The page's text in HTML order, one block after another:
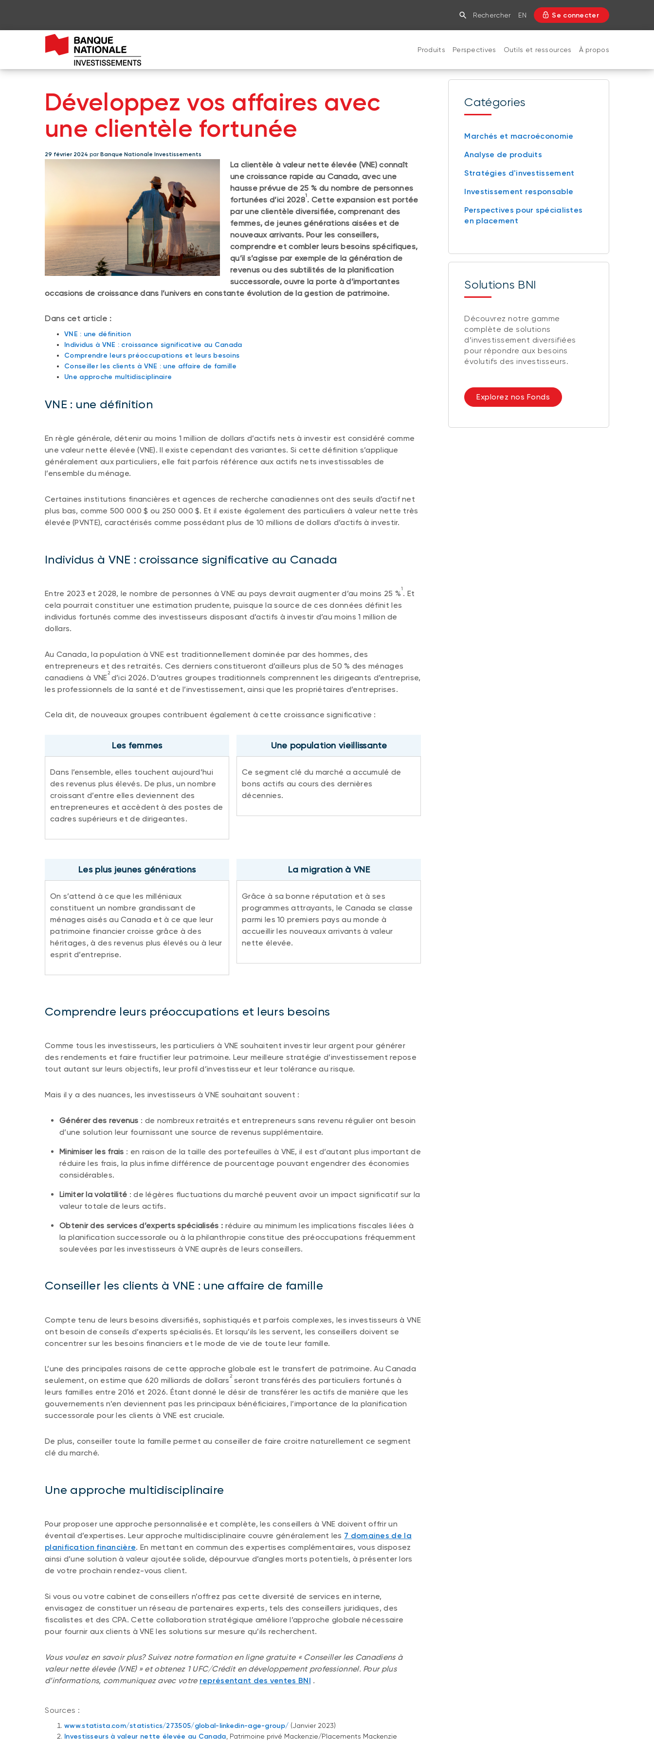
Rechercher EN Se connecter
Produits Perspectives Outils et ressources À propos
Développez vos affaires avec
une clientèle fortunée
29 février 2024 par Banque Nationale Investissements
La clientèle à valeur nette élevée (VNE) connaît
une croissance rapide au Canada, avec une
hausse prévue de 25 % du nombre de personnes
fortunées d’ici 20281. Cette expansion est portée
par une clientèle diversifiée, comprenant des
femmes, de jeunes générations aisées et de
nouveaux arrivants. Pour les conseillers,
comprendre et combler leurs besoins spécifiques,
qu’il s’agisse par exemple de la génération de
revenus ou des subtilités de la planification
successorale, ouvre la porte à d’importantes
occasions de croissance dans l’univers en constante évolution de la gestion de patrimoine.
Dans cet article :
VNE : une définition
Individus à VNE : croissance significative au Canada
Comprendre leurs préoccupations et leurs besoins
Conseiller les clients à VNE : une affaire de famille
Une approche multidisciplinaire
VNE : une définition
En règle générale, détenir au moins 1 million de dollars d’actifs nets à investir est considéré comme
une valeur nette élevée (VNE). Il existe cependant des variantes. Si cette définition s’applique
généralement aux particuliers, elle fait parfois référence aux actifs nets investissables de
l’ensemble du ménage.
Certaines institutions financières et agences de recherche canadiennes ont des seuils d’actif net
plus bas, comme 500 000 $ ou 250 000 $. Et il existe également des particuliers à valeur nette très
élevée (PVNTE), caractérisés comme possédant plus de 10 millions de dollars d’actifs à investir.
Individus à VNE : croissance significative au Canada
Entre 2023 et 2028, le nombre de personnes à VNE au pays devrait augmenter d’au moins 25 %1 . Et
cela pourrait constituer une estimation prudente, puisque la source de ces données définit les
individus fortunés comme des investisseurs disposant d’actifs à investir d’au moins 1 million de
dollars.
Au Canada, la population à VNE est traditionnellement dominée par des hommes, des
entrepreneurs et des retraités. Ces derniers constitueront d’ailleurs plus de 50 % des ménages
canadiens à VNE2 d’ici 2026. D’autres groupes traditionnels comprennent les dirigeants d’entreprise,
les professionnels de la santé et de l’investissement, ainsi que les propriétaires d’entreprises.
Cela dit, de nouveaux groupes contribuent également à cette croissance significative :
Les femmes
Dans l’ensemble, elles touchent aujourd’hui
des revenus plus élevés. De plus, un nombre
croissant d’entre elles deviennent des
entrepreneures et accèdent à des postes de
cadres supérieurs et de dirigeantes.
Une population vieillissante
Ce segment clé du marché a accumulé de
bons actifs au cours des dernières
décennies.
Les plus jeunes générations
On s’attend à ce que les milléniaux
constituent un nombre grandissant de
ménages aisés au Canada et à ce que leur
patrimoine financier croisse grâce à des
héritages, à des revenus plus élevés ou à leur
esprit d’entreprise.
La migration à VNE
Grâce à sa bonne réputation et à ses
programmes attrayants, le Canada se classe
parmi les 10 premiers pays au monde à
accueillir les nouveaux arrivants à valeur
nette élevée.
Comprendre leurs préoccupations et leurs besoins
Comme tous les investisseurs, les particuliers à VNE souhaitent investir leur argent pour générer
des rendements et faire fructifier leur patrimoine. Leur meilleure stratégie d’investissement repose
tout autant sur leurs objectifs, leur profil d’investisseur et leur tolérance au risque.
Mais il y a des nuances, les investisseurs à VNE souhaitant souvent :
Générer des revenus : de nombreux retraités et entrepreneurs sans revenu régulier ont besoin
d’une solution leur fournissant une source de revenus supplémentaire.
Minimiser les frais : en raison de la taille des portefeuilles à VNE, il est d’autant plus important de
réduire les frais, la plus infime différence de pourcentage pouvant engendrer des économies
considérables.
Limiter la volatilité : de légères fluctuations du marché peuvent avoir un impact significatif sur la
valeur totale de leurs actifs.
Obtenir des services d’experts spécialisés : réduire au minimum les implications fiscales liées à
la planification successorale ou à la philanthropie constitue des préoccupations fréquemment
soulevées par les investisseurs à VNE auprès de leurs conseillers.
Conseiller les clients à VNE : une affaire de famille
Compte tenu de leurs besoins diversifiés, sophistiqués et parfois complexes, les investisseurs à VNE
ont besoin de conseils d’experts spécialisés. Et lorsqu’ils les servent, les conseillers doivent se
concentrer sur les besoins financiers et le mode de vie de toute leur famille.
L’une des principales raisons de cette approche globale est le transfert de patrimoine. Au Canada
seulement, on estime que 620 milliards de dollars2seront transférés des particuliers fortunés à
leurs familles entre 2016 et 2026. Étant donné le désir de transférer les actifs de manière que les
gouvernements n’en deviennent pas les principaux bénéficiaires, l’importance de la planification
successorale pour les clients à VNE est cruciale.
De plus, conseiller toute la famille permet au conseiller de faire croitre naturellement ce segment
clé du marché.
Une approche multidisciplinaire
Pour proposer une approche personnalisée et complète, les conseillers à VNE doivent offrir un
éventail d’expertises. Leur approche multidisciplinaire couvre généralement les 7 domaines de la
planification financière. En mettant en commun des expertises complémentaires, vous disposez
ainsi d’une solution à valeur ajoutée solide, dépourvue d’angles morts potentiels, à présenter lors
de votre prochain rendez-vous client.
Si vous ou votre cabinet de conseillers n’offrez pas cette diversité de services en interne,
envisagez de constituer un réseau de partenaires experts, tels des conseillers juridiques, des
fiscalistes et des CPA. Cette collaboration stratégique améliore l’approche globale nécessaire
pour fournir aux clients à VNE les solutions sur mesure qu’ils recherchent.
Vous voulez en savoir plus? Suivez notre formation en ligne gratuite « Conseiller les Canadiens à
valeur nette élevée (VNE) » et obtenez 1 UFC/Crédit en développement professionnel. Pour plus
d’informations, communiquez avec votre représentant des ventes BNI .
Sources :
www.statista.com/statistics/273505/global-linkedin-age-group/ (Janvier 2023)
Investisseurs à valeur nette élevée au Canada, Patrimoine privé Mackenzie/Placements Mackenzie
Catégories
Marchés et macroéconomie
Analyse de produits
Stratégies d'investissement
Investissement responsable
Perspectives pour spécialistes
en placement
Solutions BNI
Découvrez notre gamme
complète de solutions
d’investissement diversifiées
pour répondre aux besoins
évolutifs des investisseurs.
Explorez nos Fonds